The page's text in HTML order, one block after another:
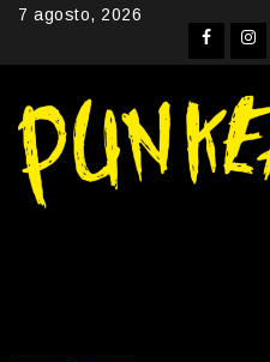
Skip7 agosto, 2026